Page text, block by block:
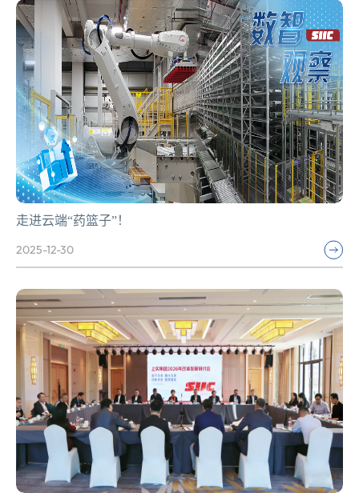
走进云端“药篮子”！
2025-12-30